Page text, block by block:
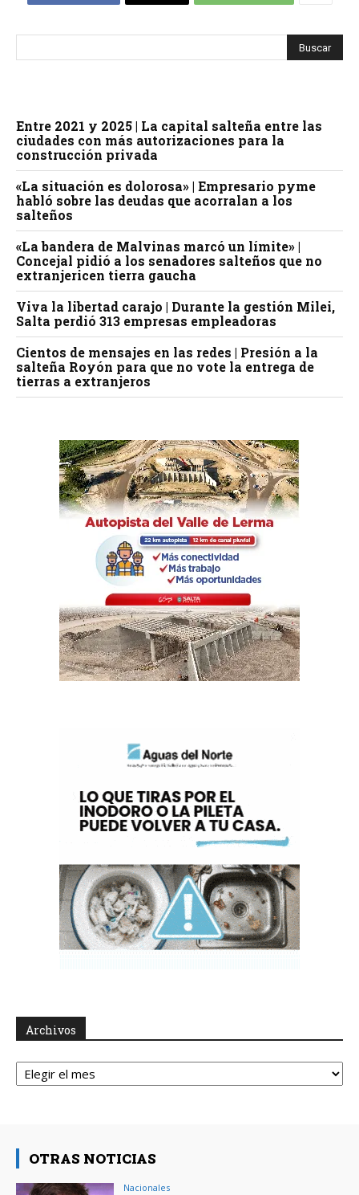
Entre 2021 y 2025 | La capital salteña entre las
ciudades con más autorizaciones para la
construcción privada
«La situación es dolorosa» | Empresario pyme
habló sobre las deudas que acorralan a los
salteños
«La bandera de Malvinas marcó un límite» |
Concejal pidió a los senadores salteños que no
extranjericen tierra gaucha
Viva la libertad carajo | Durante la gestión Milei,
Salta perdió 313 empresas empleadoras
Cientos de mensajes en las redes | Presión a la
salteña Royón para que no vote la entrega de
tierras a extranjeros
Archivos
Archivos
OTRAS NOTICIAS
Nacionales